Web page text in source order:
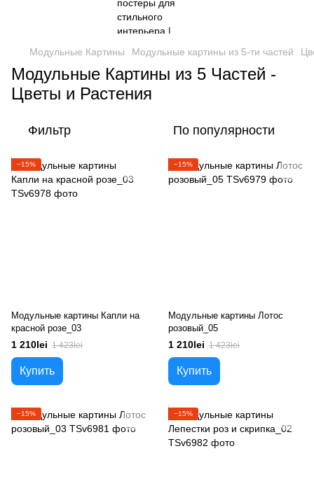
Модульные Картины Модульные картины из 5-ти частей
Модульные Картины из 5 Частей -
Цветы и Растения
Фильтр По популярности
−15%
Модульные картины Капли на
красной розе_03
1 210lei 1 423lei
Купить
−15%
Модульные картины Лотос
розовый_05
1 210lei 1 423lei
Купить
−15% −15%